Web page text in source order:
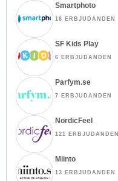
Smartphoto
16 ERBJUDANDEN
SF Kids Play
6 ERBJUDANDEN
Parfym.se
7 ERBJUDANDEN
NordicFeel
121 ERBJUDANDEN
Miinto
13 ERBJUDANDEN